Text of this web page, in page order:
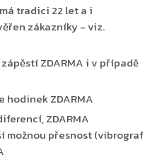
tradici 22 let a i
zákazníky - viz.
ZDARMA i v případě
ZDARMA
ZDARMA
možnou přesnost (vibrograf